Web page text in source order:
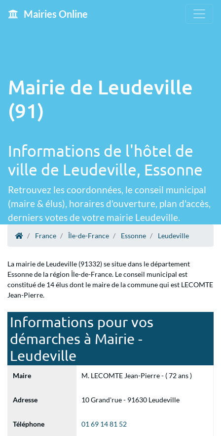
Mairies Online
Mairie de Leudeville
(91)
Informations de l'hôtel de
ville de Leudeville, Essonne
Retrouvez les coordonnées, le conseil municipal
(maire & élus), horaires d'ouverture, plan d'accès,
derniers votes de votre mairie Leudeville.
France Île-de-France Essonne Leudeville
La mairie de Leudeville (91332) se situe dans le département
Essonne de la région Île-de-France. Le conseil municipal est
constitué de 14 élus dont le maire de la commune qui est LECOMTE
Jean-Pierre.
Informations pour vos
démarches à Mairie -
Leudeville
Maire M. LECOMTE Jean-Pierre - ( 72 ans )
Adresse 10 Grand'rue - 91630 Leudeville
Téléphone 01 69 14 81 52